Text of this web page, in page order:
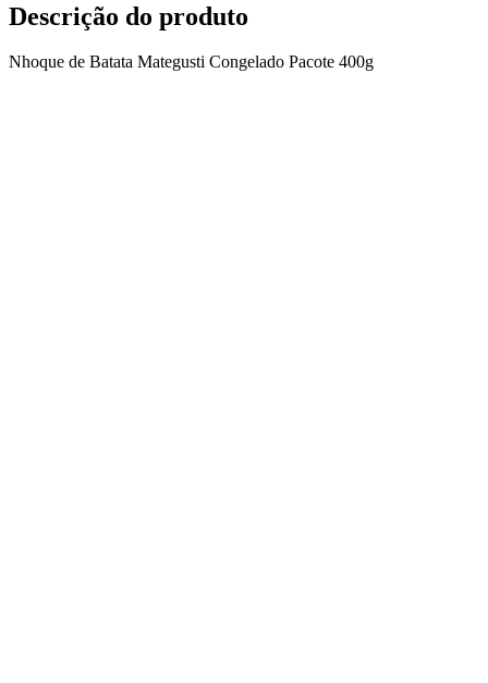
Descrição do produto
Nhoque de Batata Mategusti Congelado Pacote 400g